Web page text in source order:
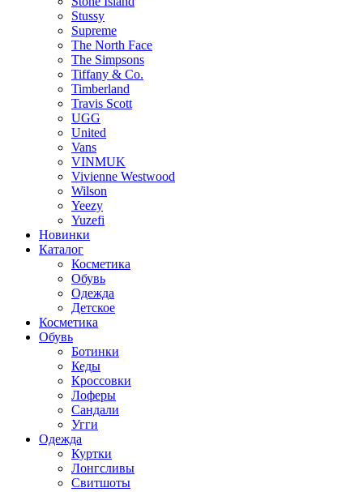
Stussy
Supreme
The North Face
The Simpsons
Tiffany & Co.
Timberland
Travis Scott
UGG
United
Vans
VINMUK
Vivienne Westwood
Wilson
Yeezy
Yuzefi
Новинки
Каталог
Косметика
Обувь
Одежда
Детское
Косметика
Обувь
Ботинки
Кеды
Кроссовки
Лоферы
Сандали
Угги
Одежда
Куртки
Лонгсливы
Свитшоты